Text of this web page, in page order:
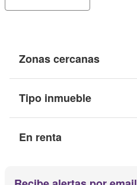
Zonas cercanas
Tipo inmueble
En renta